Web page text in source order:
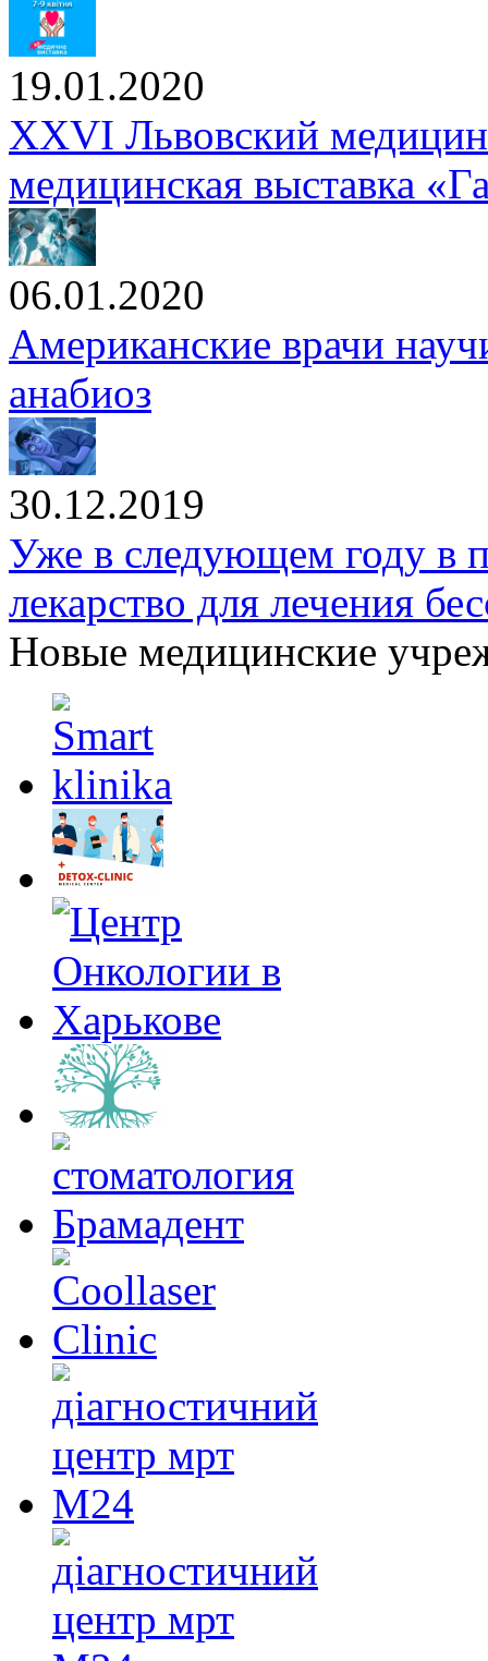
19.01.2020
XXVI Львовский
медицинская выставка
06.01.2020
Американские врачи
анабиоз
30.12.2019
Уже в следующем году в
лекарство для лечения
Новые медицинские